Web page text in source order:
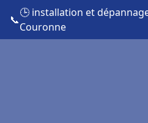
📞
🕒 installation et
Couronne